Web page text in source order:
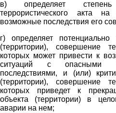
в) определяет
террористического акта
возможные последствия его
г) определяет
(территории), совершение
которых может привести к
ситуаций с опасными
последствиями, и (или)
(территории), совершение
которых приведет к
объекта (территории) в
аварии на нем;